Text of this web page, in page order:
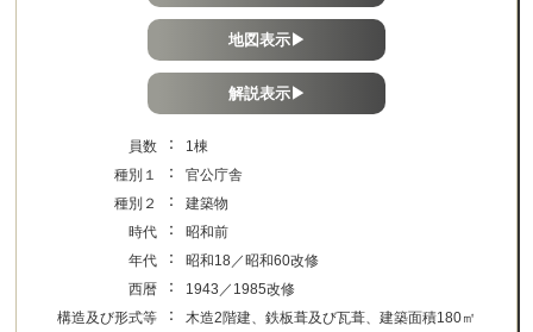
地図表示▶
解説表示▶
員数 ：
1棟
種別１
：
官公庁舎
種別２
：
建築物
時代
：
昭和前
年代
：
昭和18／昭和60改修
西暦
：
1943／1985改修
構造及び形式等
：
木造2階建、鉄板葺及び瓦葺、建築面積180㎡